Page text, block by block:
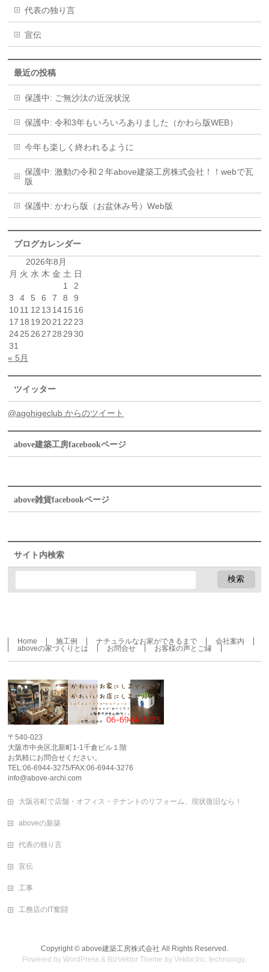
代表の独り言
宣伝
最近の投稿
保護中: ご無沙汰の近況状況
保護中: 令和3年もいろいろありました（かわら版WEB）
今年も楽しく終われるように
保護中: 激動の令和２年above建築工房株式会社！！webで瓦
版
保護中: かわら版（お盆休み号）Web版
ブログカレンダー
2026年8月
月 火 水 木 金 土 日
1
2
3
4 5 6 7 8
9
1011 12 13 1415 16
17 18 19 2021 22 23
2425 26 27 28 29 30
31
« 5月
ツイッター
@agohigeclub からのツイート
above建築工房facebookページ
above雑貨facebookページ
サイト内検索
Home 施工例 ナチュラルなお家ができるまで
会社案内
aboveの家づくりとは
お問合せ お客様の声とご縁
〒540-023
大阪市中央区北新町1-1千倉ビル１階
お気軽にお問合せください。
TEL:06-6944-3275/FAX:06-6944-3276
info@above-archi.com
大阪谷町で店舗・オフィス・テナントのリフォーム、現状復旧なら！
aboveの新築
代表の独り言
宣伝
工事
工務店のIT奮闘
Copyright © above建築工房株式会社 All Rights Reserved.
Powered byWordPress & BizVektor Theme byVektor,Inc. technology.